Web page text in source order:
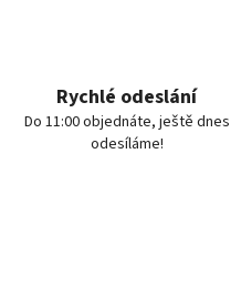
Rychlé odeslání
Do 11:00 objednáte, ještě dnes
odesíláme!